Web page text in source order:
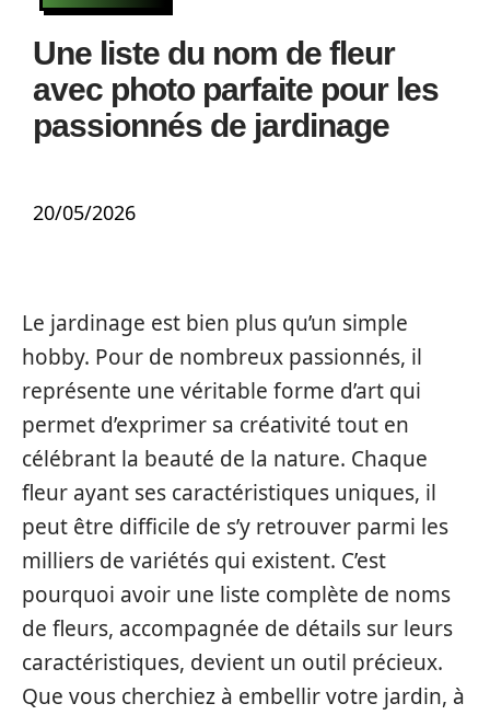
Une liste du nom de fleur
avec photo parfaite pour les
passionnés de jardinage
20/05/2026
Le jardinage est bien plus qu’un simple
hobby. Pour de nombreux passionnés, il
représente une véritable forme d’art qui
permet d’exprimer sa créativité tout en
célébrant la beauté de la nature. Chaque
fleur ayant ses caractéristiques uniques, il
peut être difficile de s’y retrouver parmi les
milliers de variétés qui existent. C’est
pourquoi avoir une liste complète de noms
de fleurs, accompagnée de détails sur leurs
caractéristiques, devient un outil précieux.
Que vous cherchiez à embellir votre jardin, à